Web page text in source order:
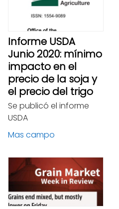
Informe USDA
Junio 2020: mínimo
impacto en el
precio de la soja y
el precio del trigo
Se publicó el informe
USDA
Mas campo